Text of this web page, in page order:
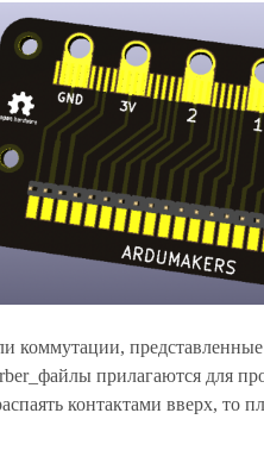
коммутации,
прилагаются для
контактами вверх, то